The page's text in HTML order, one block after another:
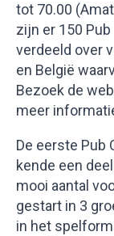
tot 70.00
zijn er 150
verdeeld over
en België
Bezoek de
meer
De eerste Pub
kende een
mooi aantal
gestart in 3
in het